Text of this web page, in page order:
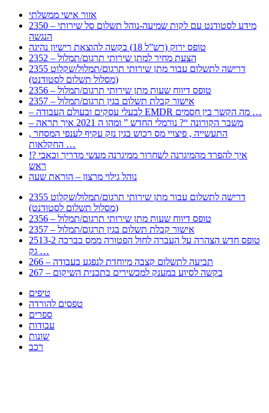
אזור אישי ממשלתי
2350 – מידע לסטודנט עם לקות שמיעה-נוהל תשלום סל שירותי
הנגשה
טופס ירוק (רש”ל 18) בקשה להוצאת רישיון נהיגה
2352 – הצעת מחיר למתן שירותי תרגום/תמלול
2355 דרישה לתשלום עבור מתן שירותי תרגום/תמלול/שקלוט
(מסלול תשלום לסטודנט)
2356 – טופס דיווח שעות מתן שירותי תרגום/תמלול
2357 – אישור קבלת תשלום בגין תרגום/תמלול
– לבעלי עסקים ובעולם העבודה EMDR מה הקשר בין חסמים …
– משבר הקורונה “? נורמלי החדש ” ומהו ה 2021 איך תראה
, התעשייה , פיצויי מס רכוש בגין נזק עקיף לענפי המסחר
החקלאות …
!? איך להפרד מהמיגרנה לשחרור ממיגרנה מעשי מדריך וכאבי
ראש
נוהל גילוי מרצון – הוראת שעה
2355 דרישה לתשלום עבור מתן שירותי תרגום/תמלול/שקלוט
(מסלול תשלום לסטודנט)
2356 – טופס דיווח שעות מתן שירותי תרגום/תמלול
2357 – אישור קבלת תשלום בגין תרגום/תמלול
2513-2 טופס חדש הצהרה על העברה לחול הפטורה ממס בברכה
גק …
266 – תביעה לתשלום קצבה מיוחדת לנפגע בעבודה
267 – בקשה לסיוע במענק למכשירים בתכנית השיקום
טיפים
טפסים להורדה
ספרים
עבודות
שונות
רכב